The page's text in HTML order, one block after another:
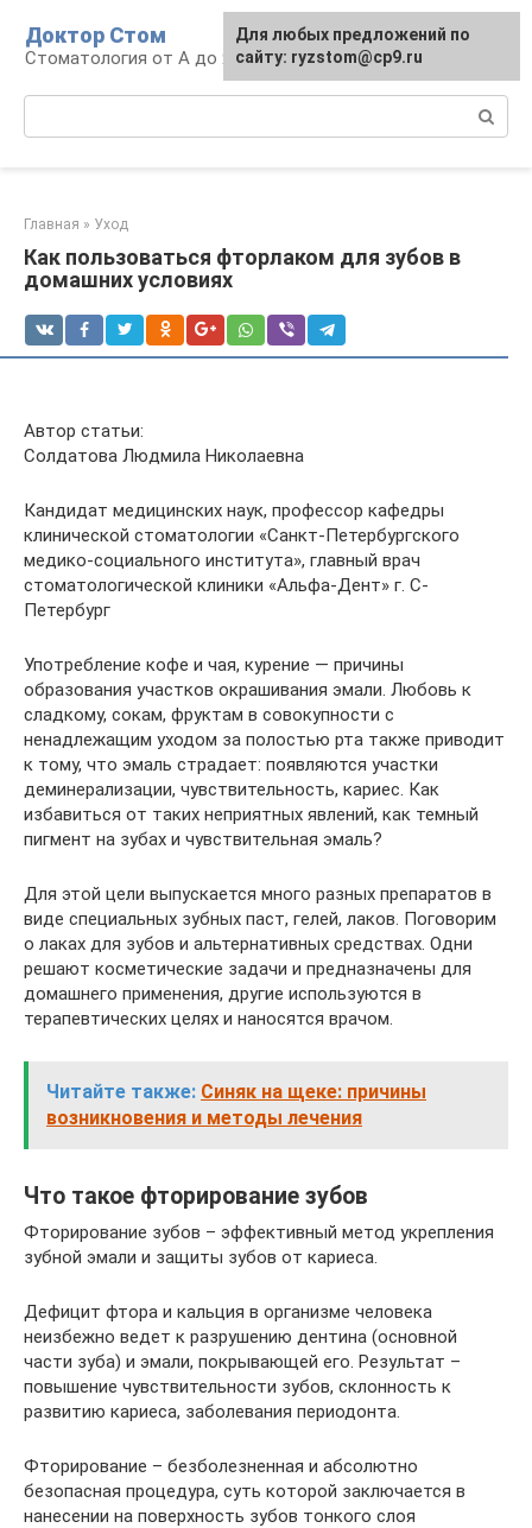
контенту
Доктор Стом
Стоматология от А до Я
Главная » Уход
Как пользоваться фторлаком для зубов в
домашних условиях
Автор статьи:
Солдатова Людмила Николаевна
Кандидат медицинских наук, профессор кафедры
клинической стоматологии «Санкт-Петербургского
медико-социального института», главный врач
стоматологической клиники «Альфа-Дент» г. С-
Петербург
Употребление кофе и чая, курение — причины
образования участков окрашивания эмали. Любовь к
сладкому, сокам, фруктам в совокупности с
ненадлежащим уходом за полостью рта также приводит
к тому, что эмаль страдает: появляются участки
деминерализации, чувствительность, кариес. Как
избавиться от таких неприятных явлений, как темный
пигмент на зубах и чувствительная эмаль?
Для этой цели выпускается много разных препаратов в
виде специальных зубных паст, гелей, лаков. Поговорим
о лаках для зубов и альтернативных средствах. Одни
решают косметические задачи и предназначены для
домашнего применения, другие используются в
терапевтических целях и наносятся врачом.
Читайте также: Синяк на щеке: причины
возникновения и методы лечения
Что такое фторирование зубов
Фторирование зубов – эффективный метод укрепления
зубной эмали и защиты зубов от кариеса.
Дефицит фтора и кальция в организме человека
неизбежно ведет к разрушению дентина (основной
части зуба) и эмали, покрывающей его. Результат –
повышение чувствительности зубов, склонность к
развитию кариеса, заболевания периодонта.
Фторирование – безболезненная и абсолютно
безопасная процедура, суть которой заключается в
нанесении на поверхность зубов тонкого слоя
Для любых предложений по
сайту: ryzstom@cp9.ru